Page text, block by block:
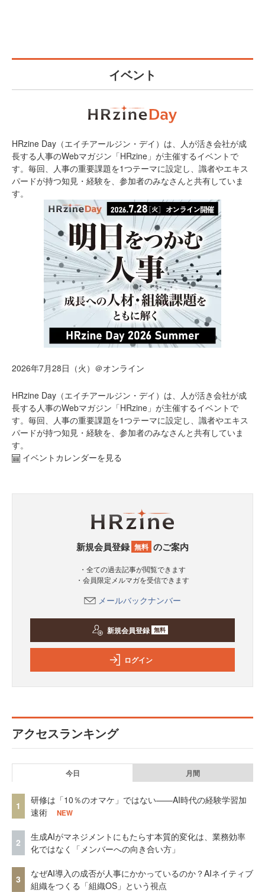
イベント
HRzine Day（エイチアールジン・デイ）は、人が活き会社が成
長する人事のWebマガジン「HRzine」が主催するイベントで
す。毎回、人事の重要課題を1つテーマに設定し、識者やエキス
パードが持つ知見・経験を、参加者のみなさんと共有していま
す。
2026年7月28日（火）＠オンライン
HRzine Day（エイチアールジン・デイ）は、人が活き会社が成
長する人事のWebマガジン「HRzine」が主催するイベントで
す。毎回、人事の重要課題を1つテーマに設定し、識者やエキス
パードが持つ知見・経験を、参加者のみなさんと共有していま
す。
イベントカレンダーを見る
新規会員登録 無料 のご案内
・全ての過去記事が閲覧できます
・会員限定メルマガを受信できます
メールバックナンバー
新規会員登録 無料
ログイン
アクセスランキング
今日 月間
1
研修は「10％のオマケ」ではない——AI時代の経験学習加
速術
NEW
2
生成AIがマネジメントにもたらす本質的変化は、業務効率
化ではなく「メンバーへの向き合い方」
3
なぜAI導入の成否が人事にかかっているのか？AIネイティブ
組織をつくる「組織OS」という視点